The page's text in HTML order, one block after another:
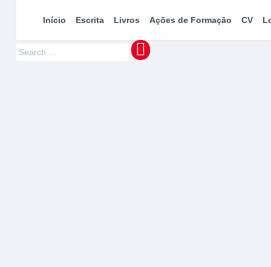
maquinaMUNDI
Pedro Manuel Azevedo » Escritor » Formador
Início Escrita Livros Ações de Formação CV